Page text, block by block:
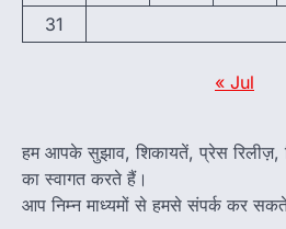
31
« Jul
हम आपके सुझाव, शिकायतें, प्रेस रिलीज़,
का स्वागत करते हैं।
आप निम्न माध्यमों से हमसे संपर्क कर